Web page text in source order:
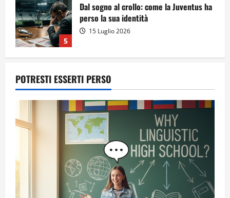
5
Dal sogno al crollo: come la Juventus ha
perso la sua identità
15 Luglio 2026
A Sergio, dal ragazzo furbo
28 Luglio 2026
2
Dal sogno di Capo Verde all’ultima danza
dei campioni: cinque momenti che
hanno raccontato il Mondiale 2026
24 Luglio 2026
POTRESTI ESSERTI PERSO